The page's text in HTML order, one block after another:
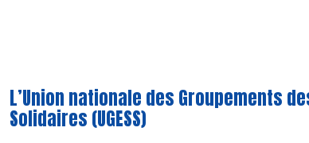
L’Union nationale des Groupements
Solidaires (UGESS)